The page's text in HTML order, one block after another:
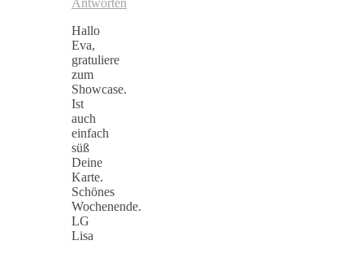
Antworten
Hallo
Eva,
gratuliere
zum
Showcase.
Ist
auch
einfach
süß
Deine
Karte.
Schönes
Wochenende.
LG
Lisa